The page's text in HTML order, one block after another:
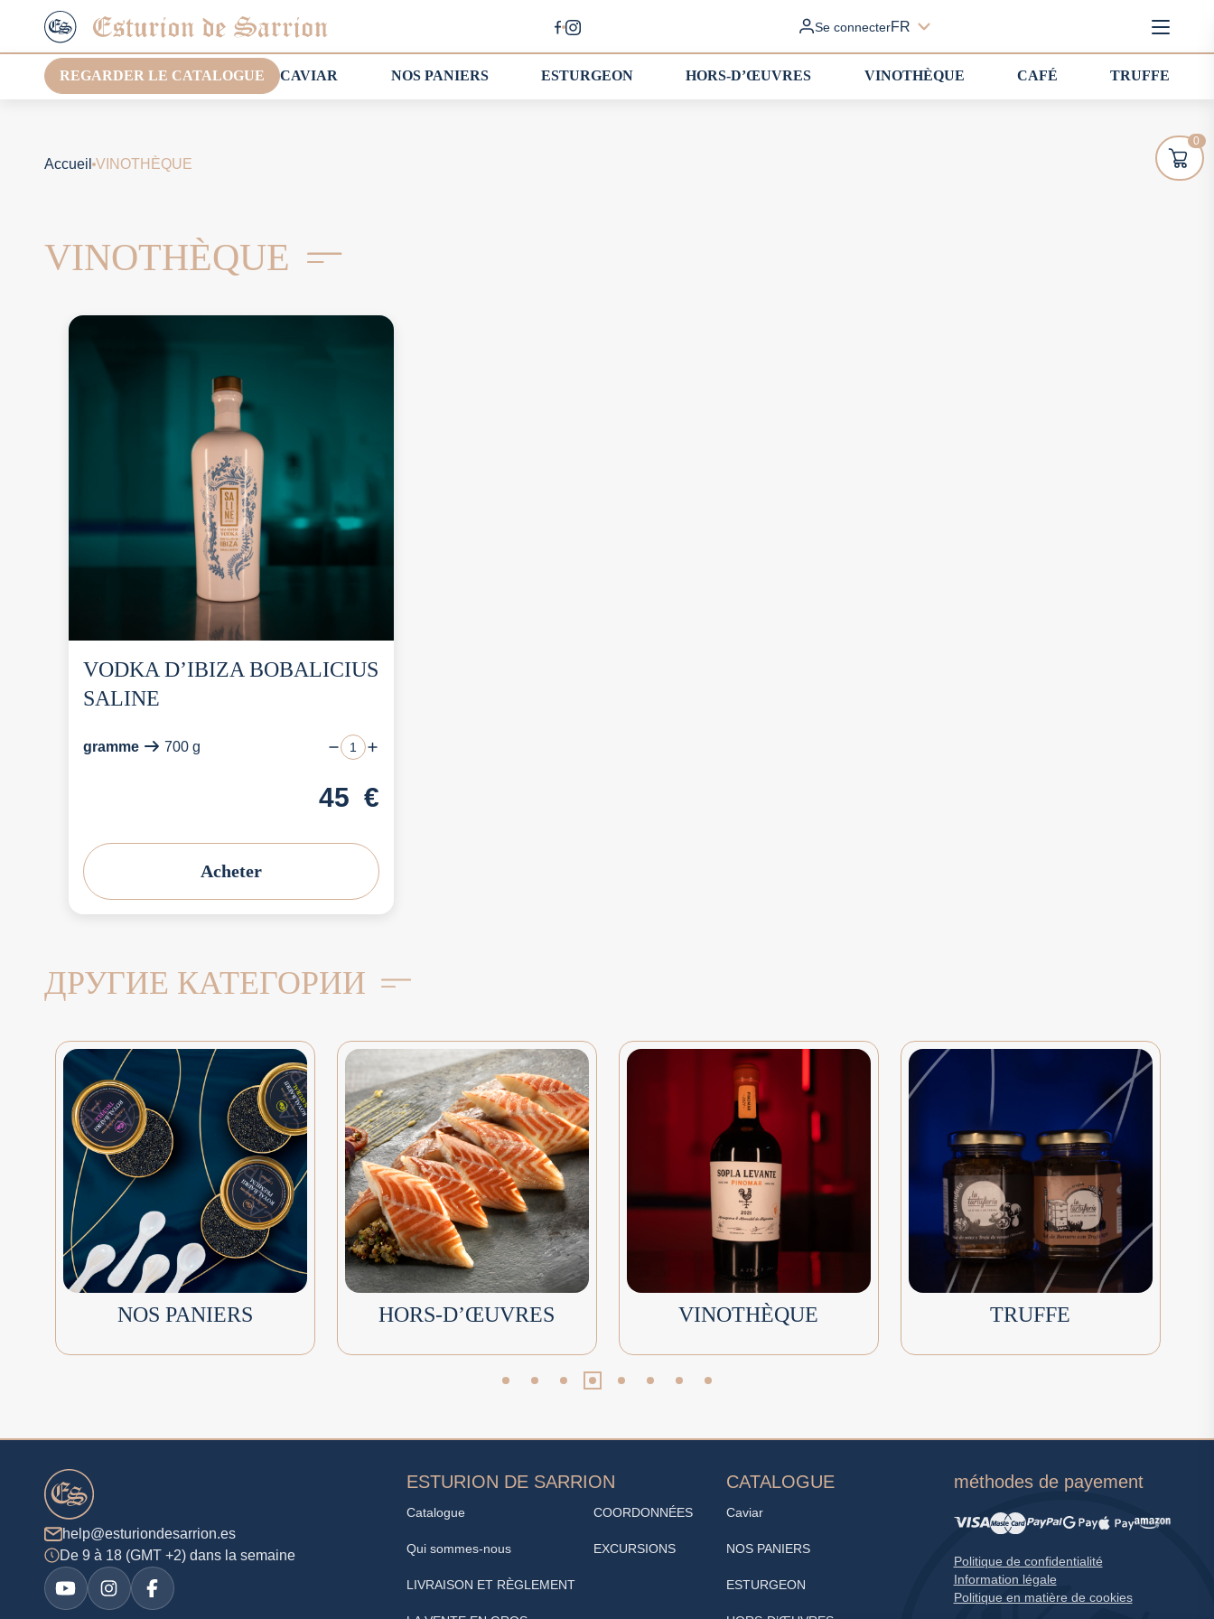
Se connecterFR
REGARDER LE CATALOGUE CAVIAR NOS PANIERS ESTURGEON HORS-D’ŒUVRES VINOTHÈQUE CAFÉ TRUFFE
Accueil VINOTHÈQUE
VINOTHÈQUE
VODKA D’IBIZA BOBALICIUS
SALINE
gramme 700 g
45 €
Acheter
ДРУГИЕ КАТЕГОРИИ
NOS PANIERS HORS-D’ŒUVRES VINOTHÈQUE TRUFFE
help@esturiondesarrion.es
De 9 à 18 (GMT +2) dans la semaine
ESTURION DE SARRION
Catalogue
Qui sommes-nous
LIVRAISON ET RÈGLEMENT
COORDONNÉES
EXCURSIONS
CATALOGUE
Caviar
NOS PANIERS
ESTURGEON
méthodes de payement
Politique de confidentialité
Information légale
Politique en matière de cookies
0